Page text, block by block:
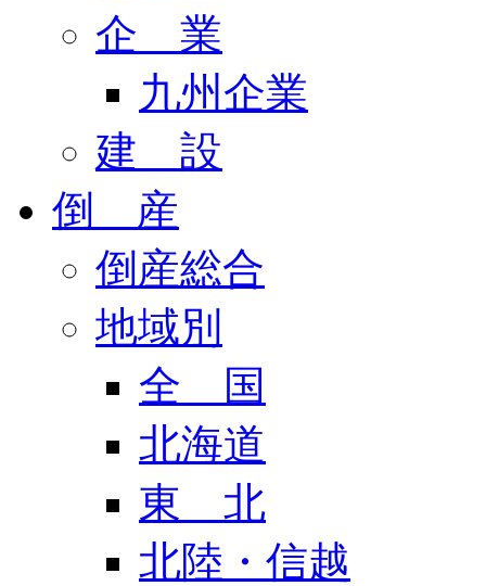
企 業
九州企業
建 設
倒 産
倒産総合
地域別
全 国
北海道
東 北
北陸・信越